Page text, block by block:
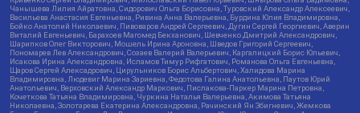
Чанышева Лилия Айратовна, Сидорович Ольга Борисовна, Туровский Александр Алексеевич,
Васильева Анастасия Евгеньевна, Ривина Анна Валерьевна, Бурдина Юлия Владимировна,
Бойко Анатолий Николаевич, Пивоваров Андрей Сергеевич, Дугин Сергей Георгиевич, Аверин
Виталий Евгеньевич, Барахоев Магомед Бекханович, Шевченко Дмитрий Александрович,
Шарипков Олег Викторович, Мошель Ирина Ароновна, Шведов Григорий Сергеевич,
Пономарев Лев Александрович, Созаев Валерий Валерьевич, Каргалицкий Борис Юльевич,
Исакова Ирина Александровна, Исламов Тимур Рифгатович, Романова Ольга Евгеньевна,
Щаров Сергей Алексадрович, Цирульников Борис Альбертович, Халидова Марина
Владимировна, Людевиг Марина Зариевна, Федотова Галина Анатольевна, Паутов Юрий
Анатольевич, Верховский Александр Маркович, Пислакова-Паркер Марина Петровна,
Кочеткова Татьяна Владимировна, Чуркина Наталья Валерьевна, Акимова Татьяна
Николаевна, Золотарева Екатерина Александровна, Рачинский Ян Збигневич, Жемкова